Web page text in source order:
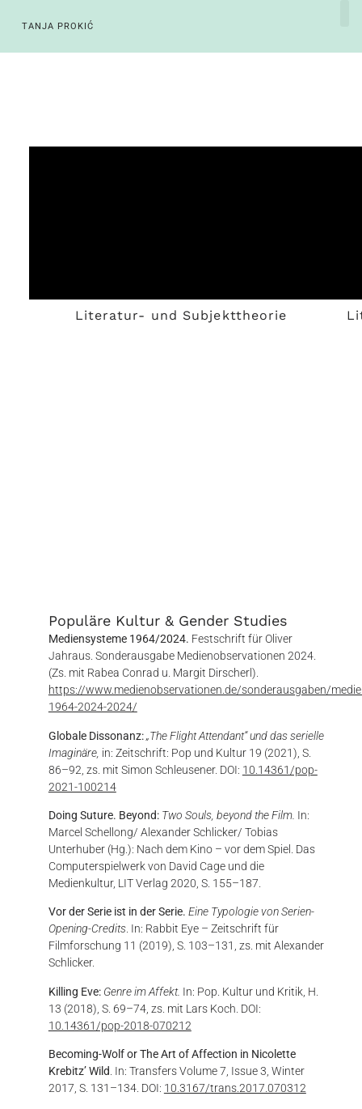
TANJA PROKIĆ
Literatur- und Subjekttheorie
Populäre Kultur & Gender Studies
Mediensysteme 1964/2024. Festschrift für Oliver
Jahraus. Sonderausgabe Medienobservationen 2024.
(Zs. mit Rabea Conrad u. Margit Dirscherl).
https://www.medienobservationen.de/sonderausgaben/
1964-2024-2024/
Globale Dissonanz:„The Flight Attendant“ und das serielle
Imaginäre, in: Zeitschrift: Pop und Kultur 19 (2021), S.
86–92, zs. mit Simon Schleusener. DOI: 10.14361/pop-
2021-100214
Doing Suture. Beyond: Two Souls, beyond the Film. In:
Marcel Schellong/ Alexander Schlicker/ Tobias
Unterhuber (Hg.): Nach dem Kino – vor dem Spiel. Das
Computerspielwerk von David Cage und die
Medienkultur, LIT Verlag 2020, S. 155–187.
Vor der Serie ist in der Serie. Eine Typologie von Serien-
Opening-Credits. In: Rabbit Eye – Zeitschrift für
Filmforschung 11 (2019), S. 103–131, zs. mit Alexander
Schlicker.
Killing Eve: Genre im Affekt. In: Pop. Kultur und Kritik, H.
13 (2018), S. 69–74, zs. mit Lars Koch. DOI:
10.14361/pop-2018-070212
Becoming-Wolf or The Art of Affection in Nicolette
Krebitz’ Wild. In: Transfers Volume 7, Issue 3, Winter
2017, S. 131–134. DOI: 10.3167/trans.2017.070312